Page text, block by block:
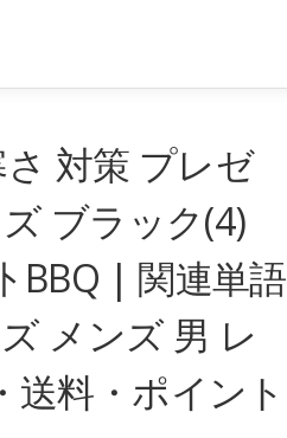
対策 プレゼ
ブラック(4)
BBQ | 関連単語
メンズ 男 レ
送料・ポイント